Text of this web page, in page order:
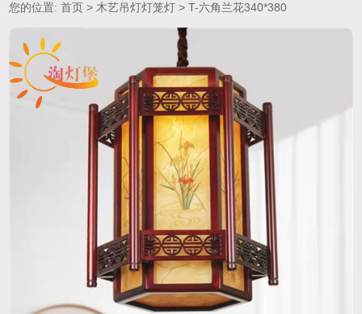
您的位置:首页 > 木艺吊灯灯笼灯 > T-六角兰花340*380